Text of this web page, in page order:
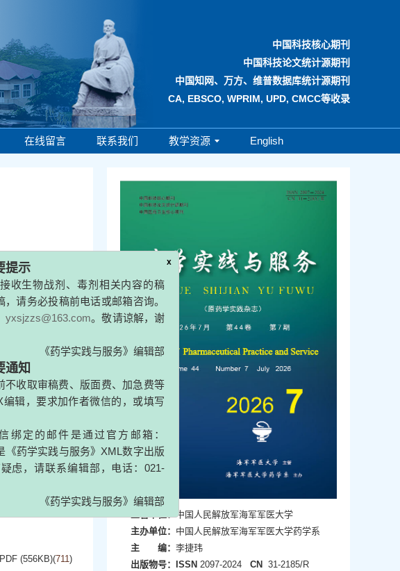
中国科技核心期刊
中国科技论文统计源期刊
中国知网、万方、维普数据库统计源期刊
CA, EBSCO, WPRIM, UPD, CMCC等收录
在线留言 联系我们 教学资源 English
战剂、毒剂相关内容的稿
必投稿前电话或邮箱咨询。
。敬请谅解，谢
稿费、版面费、加急费等
要求加作者微信的，或填写
邮件是通过官方邮箱：
实践与服务》XML数字出版
联系编辑部，电话：021-
(431KB)(539)
(515KB)
PDF (357KB)(211 )
PDF (472KB)(264)
PDF (556KB)(711)
主管单位：中国人民解放军海军军医大学
主办单位： 中国人民解放军海军军医大学药学系
主 编：李捷玮
出版物号：
ISSN 2097-2024 CN
31-2185/R